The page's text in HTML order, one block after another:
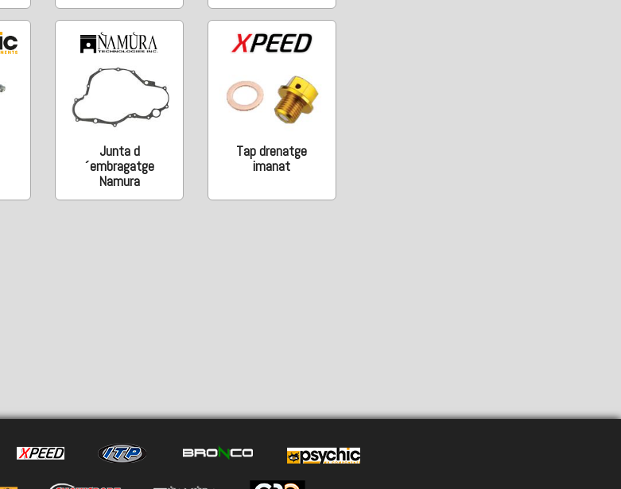
Junta d
´embragatge
Namura
Tap drenatge
imanat